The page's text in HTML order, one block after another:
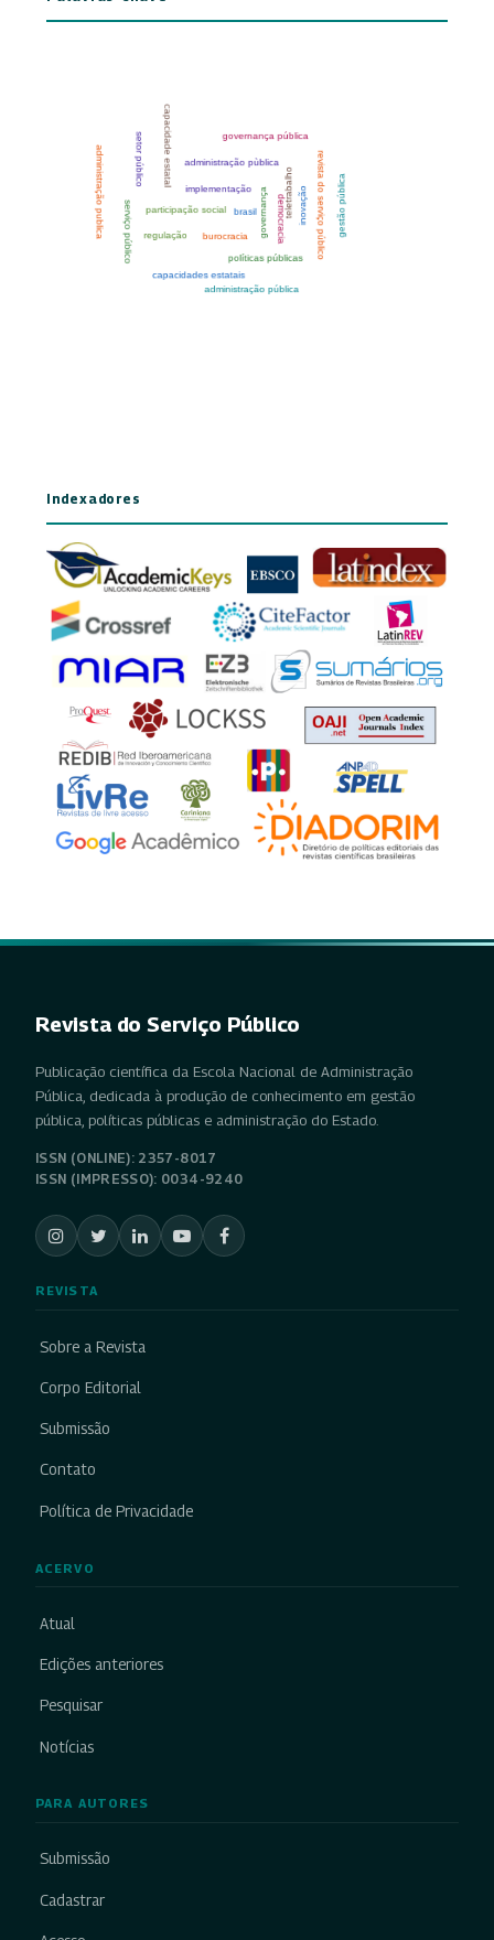
Indexadores
Revista do Serviço Público
Publicação científica da Escola Nacional de Administração
Pública, dedicada à produção de conhecimento em gestão
pública, políticas públicas e administração do Estado.
ISSN (ONLINE): 2357-8017
ISSN (IMPRESSO): 0034-9240
REVISTA
Sobre a Revista
Corpo Editorial
Submissão
Contato
Política de Privacidade
ACERVO
Atual
Edições anteriores
Pesquisar
Notícias
PARA AUTORES
Submissão
Cadastrar